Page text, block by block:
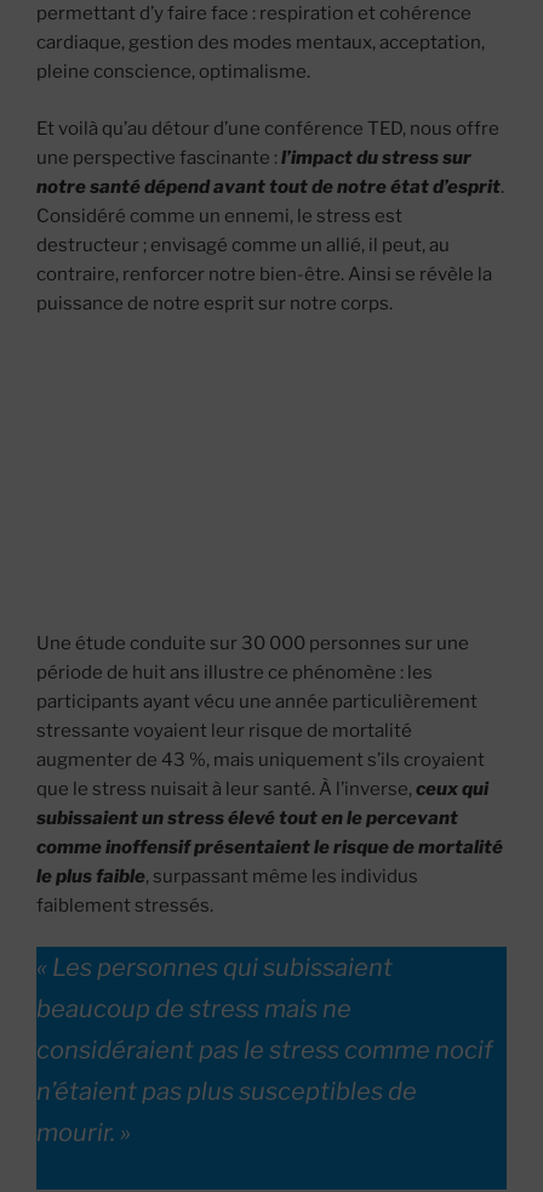
permettant d’y faire face : respiration et cohérence
cardiaque, gestion des modes mentaux, acceptation,
pleine conscience, optimalisme.
Et voilà qu’au détour d’une conférence TED, nous offre
une perspective fascinante : l’impact du stress sur
notre santé dépend avant tout de notre état d’esprit.
Considéré comme un ennemi, le stress est
destructeur ; envisagé comme un allié, il peut, au
contraire, renforcer notre bien-être. Ainsi se révèle la
puissance de notre esprit sur notre corps.
Une étude conduite sur 30 000 personnes sur une
période de huit ans illustre ce phénomène : les
participants ayant vécu une année particulièrement
stressante voyaient leur risque de mortalité
augmenter de 43 %, mais uniquement s’ils croyaient
que le stress nuisait à leur santé. À l’inverse, ceux qui
subissaient un stress élevé tout en le percevant
comme inoffensif présentaient le risque de mortalité
le plus faible, surpassant même les individus
faiblement stressés.
« Les personnes qui subissaient
beaucoup de stress mais ne
considéraient pas le stress comme nocif
n’étaient pas plus susceptibles de
mourir. »